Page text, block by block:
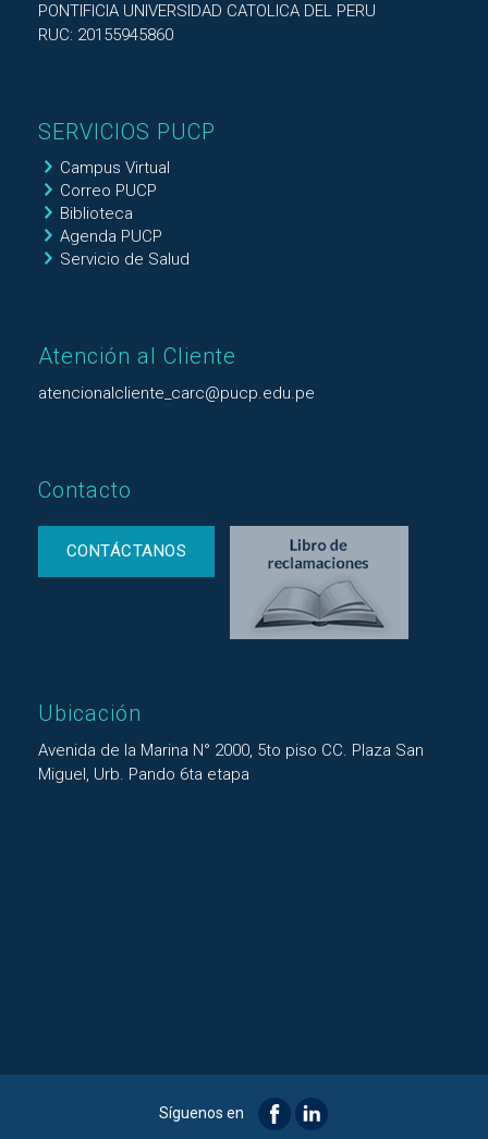
PONTIFICIA UNIVERSIDAD CATOLICA DEL PERU
RUC: 20155945860
SERVICIOS PUCP
Campus Virtual
Correo PUCP
Biblioteca
Agenda PUCP
Servicio de Salud
Atención al Cliente
atencionalcliente_carc@pucp.edu.pe
Contacto
CONTÁCTANOS
Ubicación
Avenida de la Marina N° 2000, 5to piso CC. Plaza San
Miguel, Urb. Pando 6ta etapa
Síguenos en